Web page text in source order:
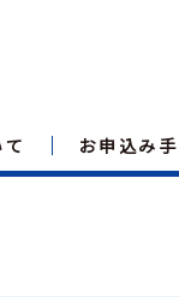
お申込み